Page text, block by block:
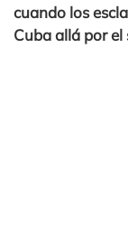
cuando los
Cuba allá por el